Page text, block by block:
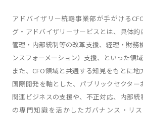
アドバイザリー統轄事業部が手がける
グ・アドバイザリーサービスとは、具体
管理・内部統制等の改革支援、経理・財務
ンスフォーメーション）支援、といった領域
また、CFO領域と共通する知見をもとに地
国際開発を軸とした、パブリックセクタ
関連ビジネスの支援や、不正対応、内部
の専門知識を活かしたガバナンス・リ